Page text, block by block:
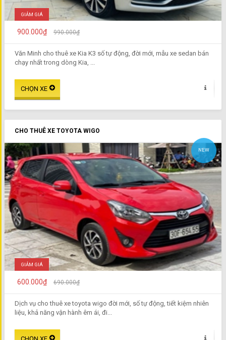
GIẢM GIÁ
900.000₫ 990.000₫
Văn Minh cho thuê xe Kia K3 số tự động, đời mới, mẫu xe sedan bán
chạy nhất trong dòng Kia, ...
CHO THUÊ XE TOYOTA WIGO
NEW
GIẢM GIÁ
600.000₫ 690.000₫
Dịch vụ cho thuê xe toyota wigo đời mới, số tự động, tiết kiệm nhiên
liệu, khả năng vận hành êm ái, đi...